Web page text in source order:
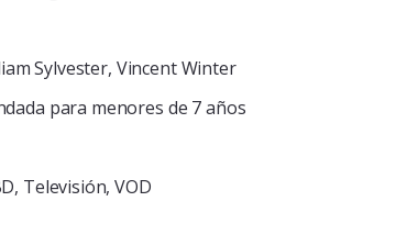
Sylvester, Vincent Winter
para menores de 7 años
Televisión VOD